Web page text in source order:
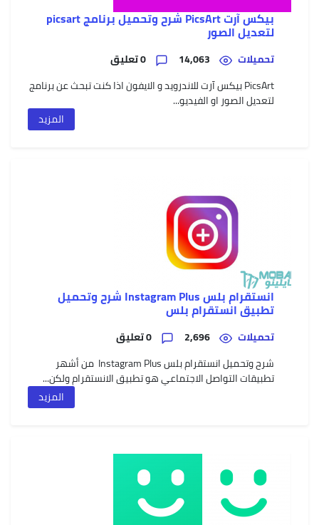
بيكس آرت PicsArt شرح وتحميل برنامج picsart
لتعديل الصور
تحميلات
PicsArt بيكس آرت للاندرويد و الايفون اذا كنت تبحث عن برنامج
لتعديل الصور او الفيديو...
المزيد
انستقرام بلس Instagram Plus شرح وتحميل
تطبيق انستقرام بلس
تحميلات
شرح وتحميل انستقرام بلس Instagram Plus من أشهر
تطبيقات التواصل الاجتماعي هو تطبيق الانستقرام ولكن...
المزيد